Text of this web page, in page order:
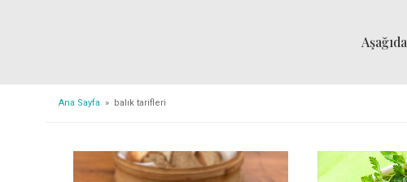
Aşağıda
Ana Sayfa » balık tarifleri